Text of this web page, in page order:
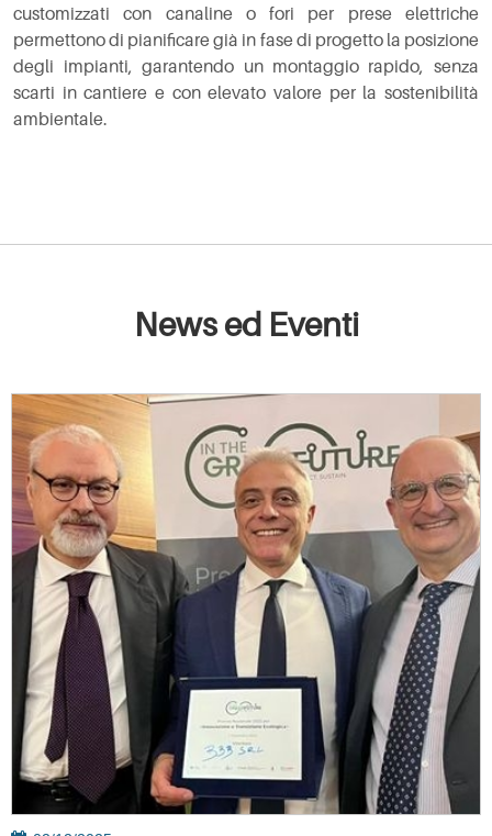
customizzati con canaline o fori per prese elettriche
permettono di pianificare già in fase di progetto la posizione
degli impianti, garantendo un montaggio rapido, senza
scarti in cantiere e con elevato valore per la sostenibilità
ambientale.
News ed Eventi